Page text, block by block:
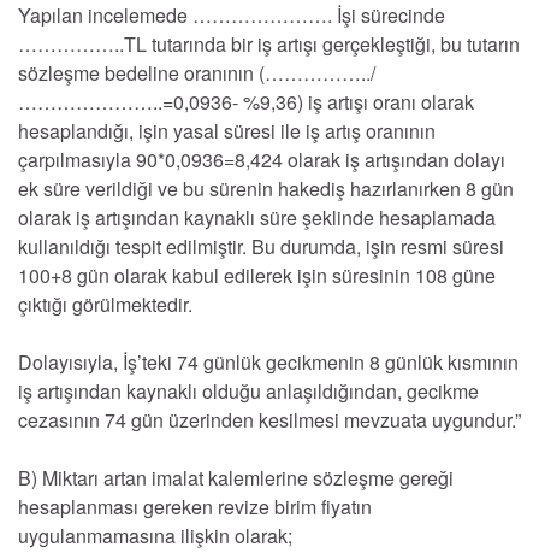
Yapılan incelemede …………………. İşi sürecinde
……………..TL tutarında bir iş artışı gerçekleştiği, bu tutarın
sözleşme bedeline oranının (……………../
…………………..=0,0936- %9,36) iş artışı oranı olarak
hesaplandığı, işin yasal süresi ile iş artış oranının
çarpılmasıyla 90*0,0936=8,424 olarak iş artışından dolayı
ek süre verildiği ve bu sürenin hakediş hazırlanırken 8 gün
olarak iş artışından kaynaklı süre şeklinde hesaplamada
kullanıldığı tespit edilmiştir. Bu durumda, işin resmi süresi
100+8 gün olarak kabul edilerek işin süresinin 108 güne
çıktığı görülmektedir.
Dolayısıyla, İş’teki 74 günlük gecikmenin 8 günlük kısmının
iş artışından kaynaklı olduğu anlaşıldığından, gecikme
cezasının 74 gün üzerinden kesilmesi mevzuata uygundur.”
B) Miktarı artan imalat kalemlerine sözleşme gereği
hesaplanması gereken revize birim fiyatın
uygulanmamasına ilişkin olarak;